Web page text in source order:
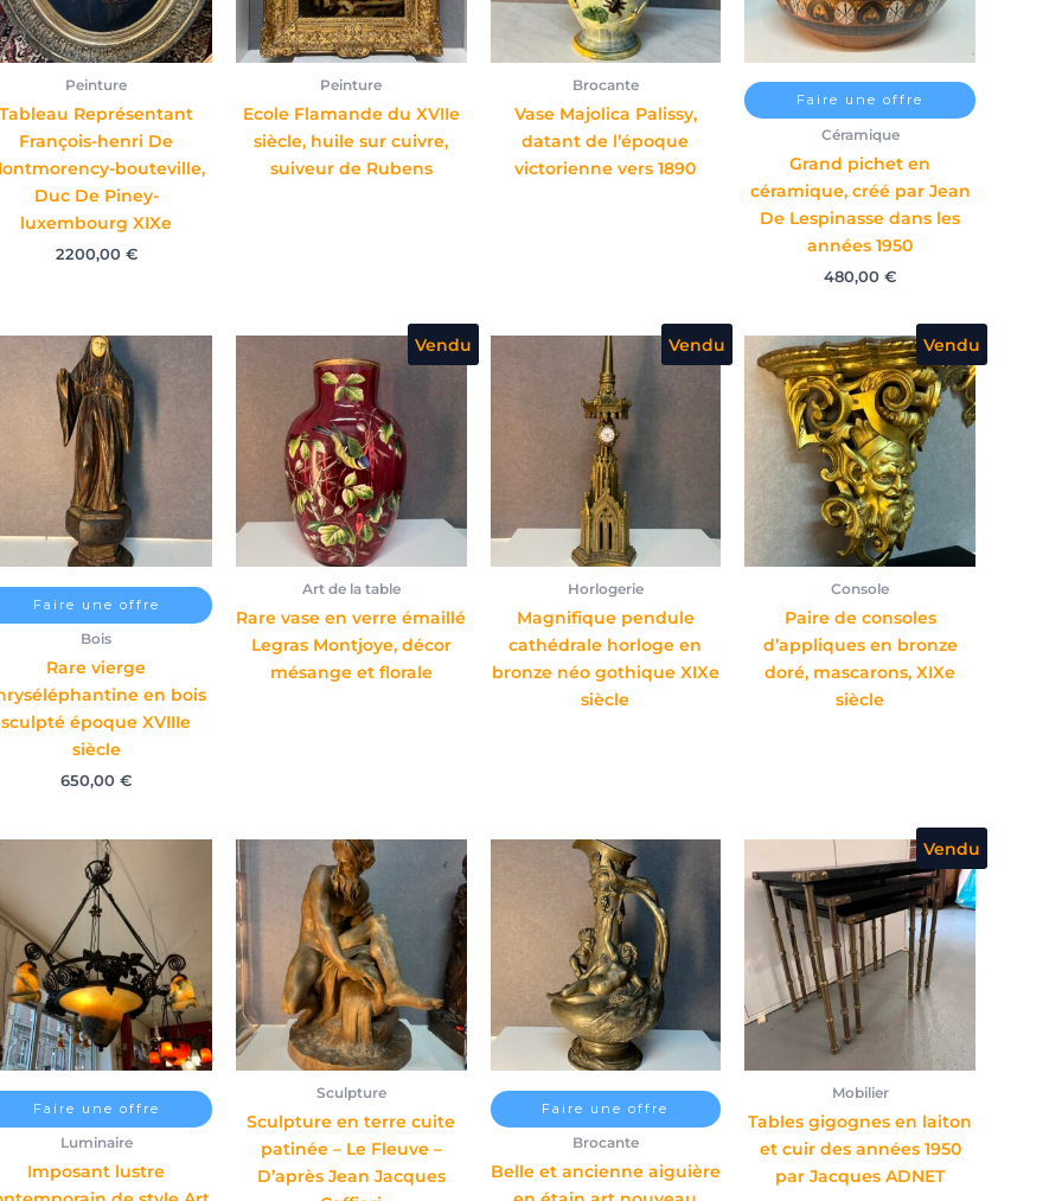
Peinture
Tableau Représentant
François-henri De
bouteville,
Duc De Piney-
luxembourg XIXe
2200,00 €
Peinture
Ecole Flamande du XVIIe
siècle, huile sur cuivre,
suiveur de Rubens
Brocante
Vase Majolica Palissy,
datant de l’époque
victorienne vers 1890
Faire une offre
Céramique
Grand pichet en
céramique, créé par Jean
De Lespinasse dans les
années 1950
480,00€
Faire une offre
Bois
Rare vierge
en bois
sculpté époque XVIIIe
siècle
650,00€
Vendu
Art de la table
Rare vase en verre émaillé
Legras Montjoye, décor
mésange et florale
Vendu
Horlogerie
Magnifique pendule
cathédrale horloge en
bronze néo gothique XIXe
siècle
Vendu
Console
Paire de consoles
d’appliques en bronze
doré, mascarons, XIXe
siècle
Faire une offre
Luminaire
Imposant lustre
Sculpture
Sculpture en terre cuite
patinée – Le Fleuve –
D’après Jean Jacques
Faire une offre
Brocante
Belle et ancienne aiguière
Vendu
Mobilier
Tables gigognes en laiton
et cuir des années 1950
par Jacques ADNET